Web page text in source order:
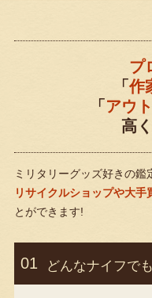
プ
「作
「 アウ
高
ミリタリーグッズ好きの鑑
リサイクルショップや大手
とができます!
どんなナイフで